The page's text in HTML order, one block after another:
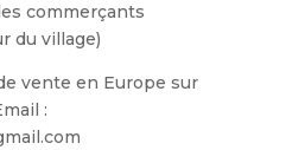
commerçants
du village)
vente en Europe sur
: